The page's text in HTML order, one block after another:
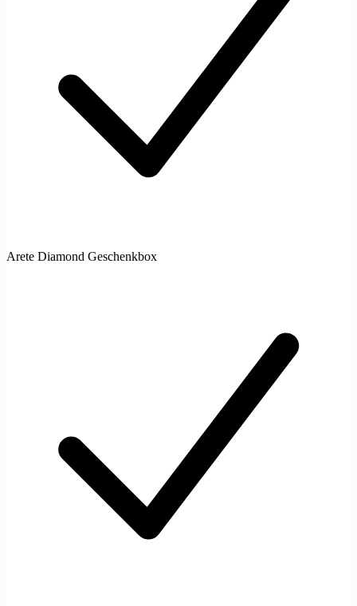
Arete Diamond Geschenkbox